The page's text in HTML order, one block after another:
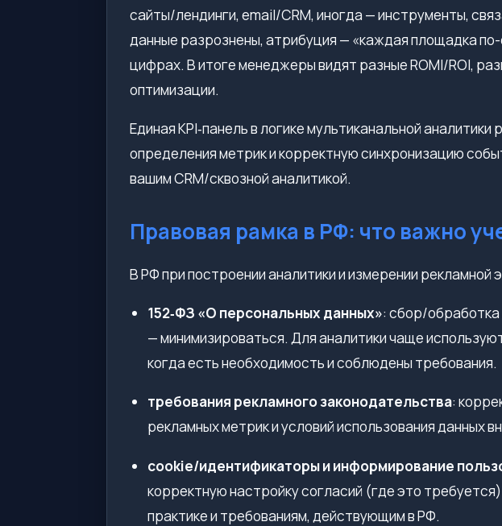
сайты/лендинги, email/CRM, иногда — инструменты,
данные разрознены, атрибуция — «каждая площадка
цифрах. В итоге менеджеры видят разные ROMI/ROI,
оптимизации.
Единая KPI‑панель в логике мультиканальной
определения метрик и корректную синхронизацию
вашим CRM/сквозной аналитикой.
Правовая рамка в РФ: что важно
В РФ при построении аналитики и измерении рекламной
152‑ФЗ «О персональных данных»: сбор/обработка
— минимизироваться. Для аналитики чаще
когда есть необходимость и соблюдены требования.
требования рекламного законодательства:
рекламных метрик и условий использования данных
cookie/идентификаторы и информирование
корректную настройку согласий (где это
практике и требованиям, действующим в РФ.